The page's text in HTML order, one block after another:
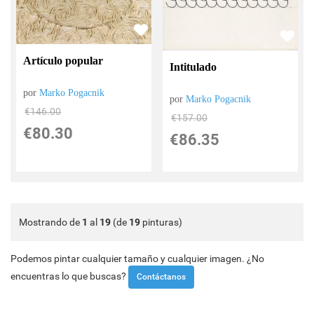
Artículo popular
porMarko Pogacnik
€146.00
€80.30
Intitulado
porMarko Pogacnik
€157.00
€86.35
Mostrando de 1 al 19 (de 19 pinturas)
Podemos pintar cualquier tamaño y cualquier imagen. ¿No
encuentras lo que buscas?
Contáctanos